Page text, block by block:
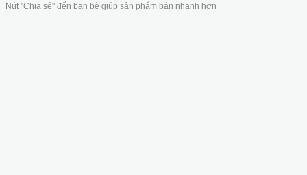
Nút "Chia sẻ" đến bạn bè giúp sản phẩm bán nhanh hơn